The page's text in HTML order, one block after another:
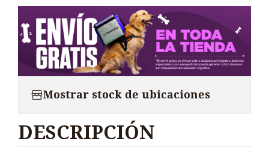
Mostrar stock de ubicaciones
DESCRIPCIÓN